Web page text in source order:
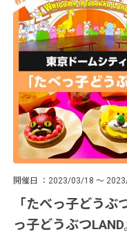
開催日 2023/03/18 ～
「たべっ子どう
っ子どうぶつ